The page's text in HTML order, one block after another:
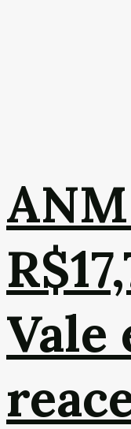
Vale